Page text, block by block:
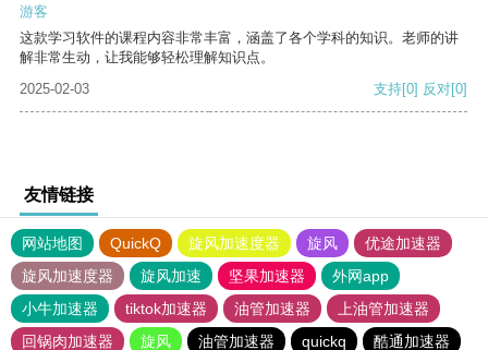
游客
这款学习软件的课程内容非常丰富，涵盖了各个学科的知识。老师的讲
解非常生动，让我能够轻松理解知识点。
2025-02-03
支持[0] 反对[0]
友情链接
网站地图 QuickQ 旋风加速度器 旋风
优途加速器
旋风加速度器
旋风加速 坚果加速器
外网app
小牛加速器
tiktok加速器 油管加速器
上油管加速器
回锅肉加速器
旋风 油管加速器 quickq 酷通加速器